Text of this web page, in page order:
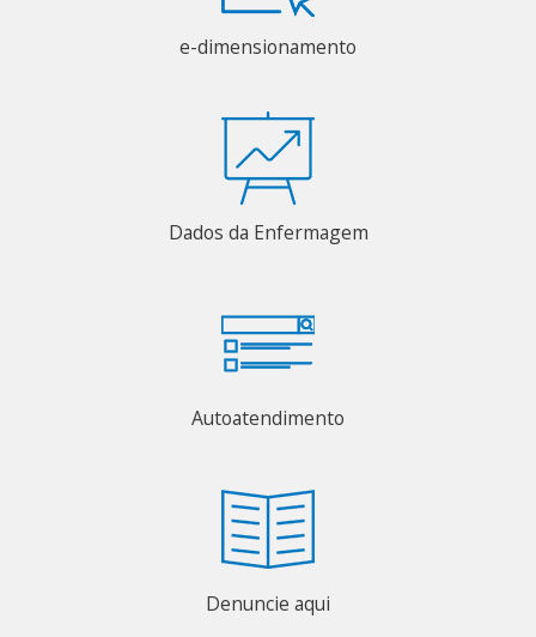
e-dimensionamento
Dados da Enfermagem
Autoatendimento
Denuncie aqui